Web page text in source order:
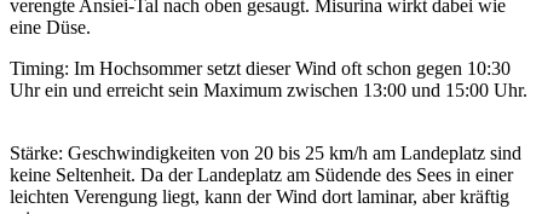
verengte Ansiei-Tal nach oben gesaugt. Misurina wirkt dabei wie
eine Düse.
Timing: Im Hochsommer setzt dieser Wind oft schon gegen 10:30
Uhr ein und erreicht sein Maximum zwischen 13:00 und 15:00 Uhr.
Stärke: Geschwindigkeiten von 20 bis 25 km/h am Landeplatz sind
keine Seltenheit. Da der Landeplatz am Südende des Sees in einer
leichten Verengung liegt, kann der Wind dort laminar, aber kräftig